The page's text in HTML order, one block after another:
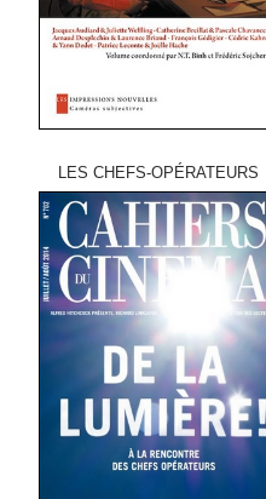
LES CHEFS-OPÉRATEURS